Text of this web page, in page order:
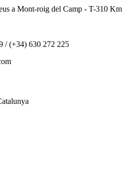
a Mont-roig del Camp - T-310 Km
/ (+34) 630 272 225